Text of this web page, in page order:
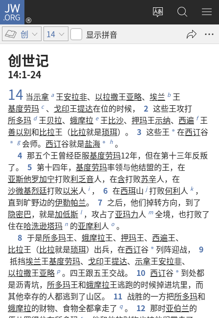
JW.ORG
更
网
登
录
开
搜
索
JW.ORG
显
菜
创 14 显示拼音
创世记
14:1-24
14 当示拿 a 王安拉非、 以拉撒王亚略、 埃兰 b 王
基度劳玛 c 、 戈印王提达在位的时候， 2 这些王攻打
所多玛 d 王贝拉、 蛾摩拉 e 王比沙、 押玛王示纳、 西遍 f 王
善以别和比拉王 （比拉就是琐珥）。 3 这些王 *在西订谷
* g 会师。 西订谷就是盐海 * h 。
4 那五个王曾经臣服基度劳玛12年， 但在第十三年反叛
了。 5 第十四年， 基度劳玛率领与他结盟的王， 在
亚斯他罗加宁打败利乏音人， 在含打败苏辛人， 在
沙微基烈廷打败以米人 i ， 6 在西珥山 j 打败何利人 k ，
直到旷野边的伊勒帕兰。 7 之后， 他们掉转方向， 到了
隐密巴， 就是加低斯 l ， 攻占了亚玛力人 m 全境， 也打败了
住在哈洗逊塔玛 n 的亚摩利人 o 。
8 于是所多玛王、 蛾摩拉王、 押玛王、 西遍王、
比拉王 （比拉就是琐珥） 出兵， 在西订谷 * 列阵迎战，
9
抵挡埃兰王基度劳玛、 戈印王提达、 示拿王安拉非、
以拉撒王亚略 p 。 四王跟五王交战。 10 西订谷 * 到处都
是沥青坑， 所多玛王和蛾摩拉王逃跑的时候掉进坑里， 而
其他幸存的人都逃到了山区。 11 战胜的一方把所多玛和
蛾摩拉的财物、 食物全都拿走了 q 。 12 那时亚伯兰的